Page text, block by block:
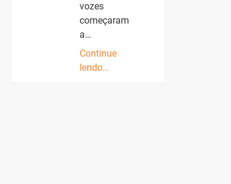
vozes
começaram
a…
Continue
lendo…